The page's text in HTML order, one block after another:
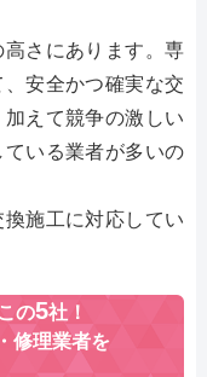
さにあります。専
安全かつ確実な交
えて競争の激しい
いる業者が多いの
施工に対応してい
の5社！
修理業者を